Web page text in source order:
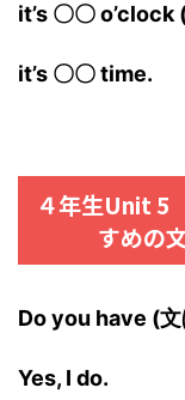
it’s 〇〇
it’s 〇〇 time.
４年生Unit
すめの
Do you have (文
Yes, I do.